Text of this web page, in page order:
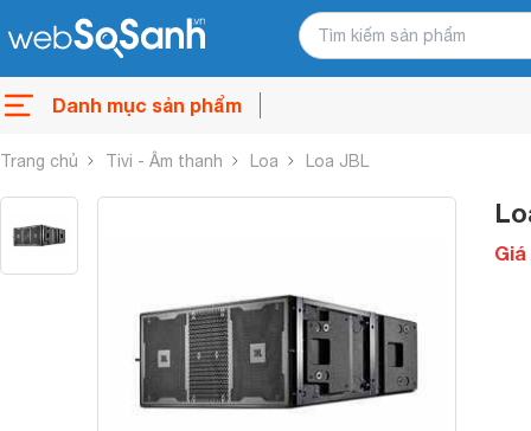
Danh mục sản phẩm
Trang chủ Tivi - Âm thanh Loa Loa JBL